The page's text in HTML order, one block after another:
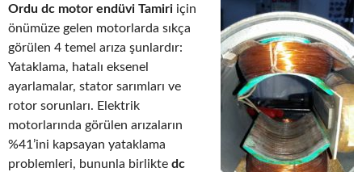
Ordu dc motor endüvi Tamiri için
önümüze gelen motorlarda sıkça
görülen 4 temel arıza şunlardır:
Yataklama, hatalı eksenel
ayarlamalar, stator sarımları ve
rotor sorunları. Elektrik
motorlarında görülen arızaların
%41’ini kapsayan yataklama
problemleri, bununla birlikte dc